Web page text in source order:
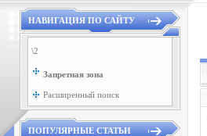
НАВИГАЦИЯ ПО САЙТУ
\2
Запретная зона
Расширенный поиск
ПОПУЛЯРНЫЕ СТАТЬИ